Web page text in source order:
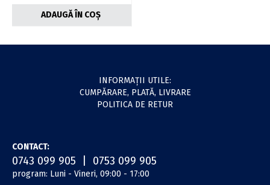
ADAUGĂ ÎN COȘ
INFORMAŢII UTILE:
CUMPĂRARE, PLATĂ, LIVRARE
POLITICA DE RETUR
CONTACT:
0743 099 905 | 0753 099 905
program: Luni - Vineri, 09:00 - 17:00